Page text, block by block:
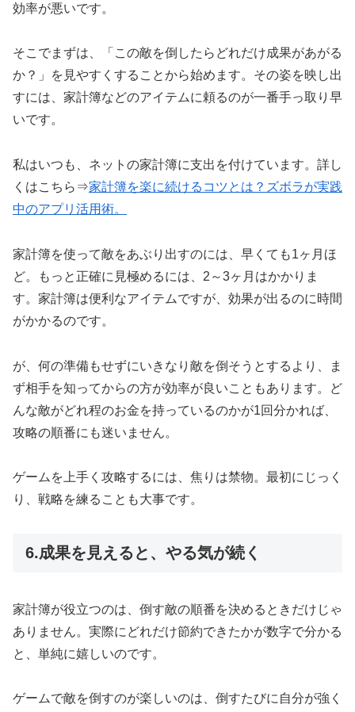
効率が悪いです。
そこでまずは、「この敵を倒したらどれだけ成果があがる
か？」を見やすくすることから始めます。その姿を映し出
すには、家計簿などのアイテムに頼るのが一番手っ取り早
いです。
私はいつも、ネットの家計簿に支出を付けています。詳し
くはこちら⇒家計簿を楽に続けるコツとは？ズボラが実践
中のアプリ活用術。
家計簿を使って敵をあぶり出すのには、早くても1ヶ月ほ
ど。もっと正確に見極めるには、2～3ヶ月はかかりま
す。家計簿は便利なアイテムですが、効果が出るのに時間
がかかるのです。
が、何の準備もせずにいきなり敵を倒そうとするより、ま
ず相手を知ってからの方が効率が良いこともあります。ど
んな敵がどれ程のお金を持っているのかが1回分かれば、
攻略の順番にも迷いません。
ゲームを上手く攻略するには、焦りは禁物。最初にじっく
り、戦略を練ることも大事です。
6.成果を見えると、やる気が続く
家計簿が役立つのは、倒す敵の順番を決めるときだけじゃ
ありません。実際にどれだけ節約できたかが数字で分かる
と、単純に嬉しいのです。
ゲームで敵を倒すのが楽しいのは、倒すたびに自分が強く